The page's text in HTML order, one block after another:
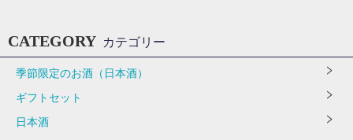
CATEGORY カテゴリー
季節限定のお酒（日本酒）
ギフトセット
日本酒